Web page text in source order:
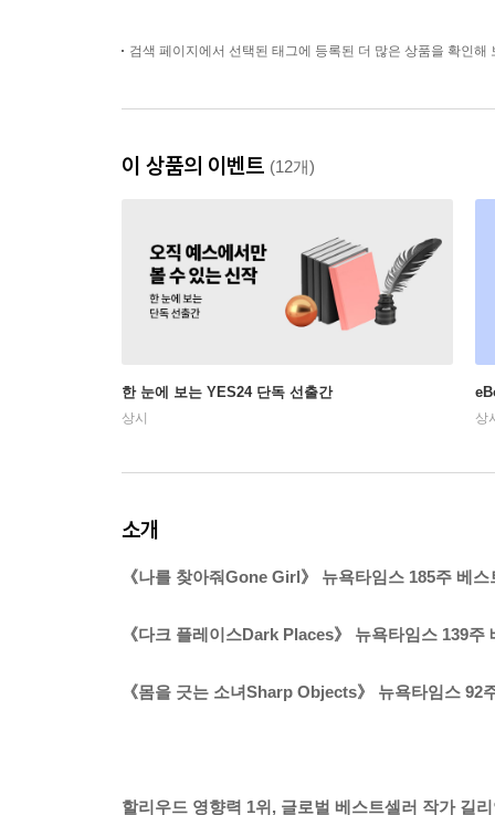
검색 페이지에서 선택된 태그에 등록된 더 많은 상품을 확인해
이 상품의 이벤트 (12개)
한 눈에 보는 YES24 단독 선출간
상시 상
소개
《나를 찾아줘Gone Girl》 뉴욕타임스 185주 베스
《다크 플레이스Dark Places》 뉴욕타임스 139주
《몸을 긋는 소녀Sharp Objects》 뉴욕타임스 92
할리우드 영향력 1위, 글로벌 베스트셀러 작가 길